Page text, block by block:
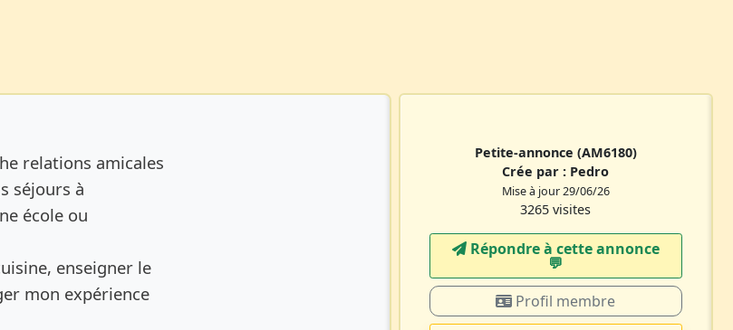
relations amicales
séjours à
école ou
enseigner le
mon expérience
Petite-annonce (AM6180)
Crée par : Pedro
Mise à jour 29/06/26
3265 visites
Répondre à cette annonce
💬​
Profil membre